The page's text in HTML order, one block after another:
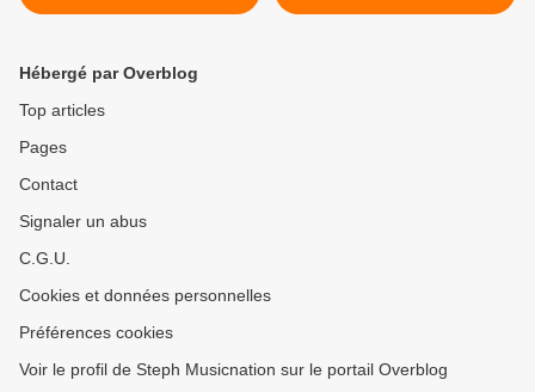
Rossa afin d’en apprendre
Blunt ! >
Hébergé par Overblog
Top articles
Pages
Contact
Signaler un abus
C.G.U.
Cookies et données personnelles
Préférences cookies
Voir le profil de Steph Musicnation sur le portail Overblog